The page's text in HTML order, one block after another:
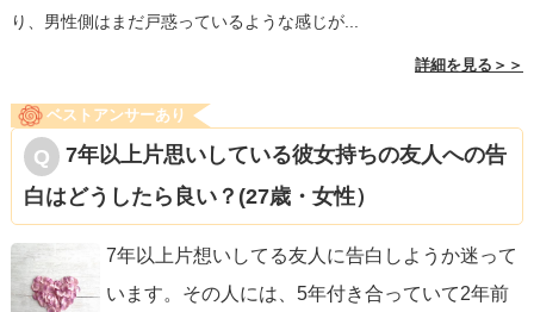
り、男性側はまだ戸惑っているような感じが...
詳細を見る＞＞
ベストアンサーあり
7年以上片思いしている彼女持ちの友人への告
白はどうしたら良い？(27歳・女性）
7年以上片想いしてる友人に告白しようか迷って
います。その人には、5年付き合っていて2年前